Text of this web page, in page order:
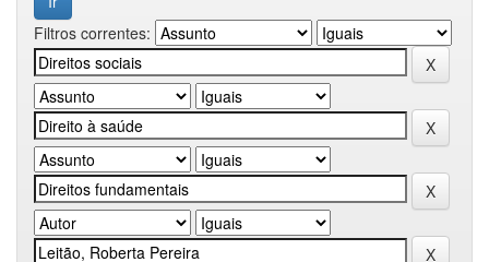
Filtros correntes: